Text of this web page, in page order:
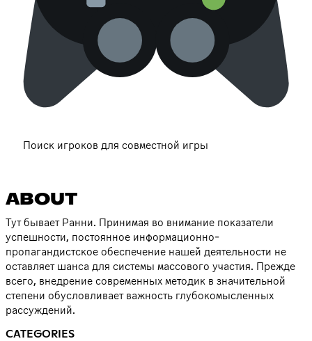
Поиск игроков для совместной игры
ABOUT
Тут бывает Ранни. Принимая во внимание показатели
успешности, постоянное информационно-
пропагандистское обеспечение нашей деятельности не
оставляет шанса для системы массового участия. Прежде
всего, внедрение современных методик в значительной
степени обусловливает важность глубокомысленных
рассуждений.
CATEGORIES